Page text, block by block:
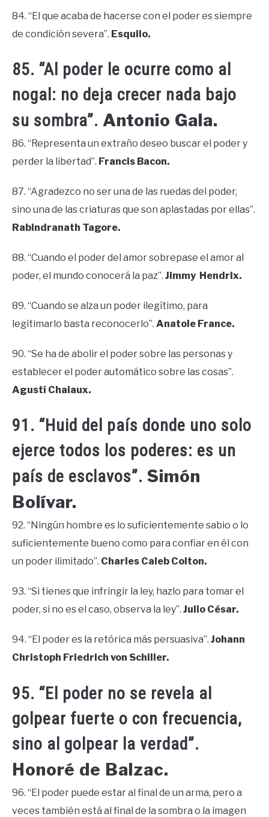
84. “El que acaba de hacerse con el poder es siempre
de condición severa”. Esquilo.
85. “Al poder le ocurre como al
nogal: no deja crecer nada bajo
su sombra”. Antonio Gala.
86. “Representa un extraño deseo buscar el poder y
perder la libertad”. Francis Bacon.
87. “Agradezco no ser una de las ruedas del poder,
sino una de las criaturas que son aplastadas por ellas”.
Rabindranath Tagore.
88. “Cuando el poder del amor sobrepase el amor al
poder, el mundo conocerá la paz”. Jimmy Hendrix.
89. “Cuando se alza un poder ilegítimo, para
legitimarlo basta reconocerlo”. Anatole France.
90. “Se ha de abolir el poder sobre las personas y
establecer el poder automático sobre las cosas”.
Agustí Chalaux.
91. “Huid del país donde uno solo
ejerce todos los poderes: es un
país de esclavos”. Simón
Bolívar.
92. “Ningún hombre es lo suficientemente sabio o lo
suficientemente bueno como para confiar en él con
un poder ilimitado”. Charles Caleb Colton.
93. “Si tienes que infringir la ley, hazlo para tomar el
poder, si no es el caso, observa la ley”. Julio César.
94. “El poder es la retórica más persuasiva”. Johann
Christoph Friedrich von Schiller.
95. “El poder no se revela al
golpear fuerte o con frecuencia,
sino al golpear la verdad”.
Honoré de Balzac.
96. “El poder puede estar al final de un arma, pero a
veces también está al final de la sombra o la imagen